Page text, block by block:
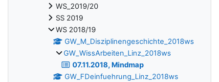
WS_2019/20
SS 2019
WS 2018/19
GW_M_Disziplinengeschichte_2018ws
GW_WissArbeiten_Linz_2018ws
07.11.2018, Mindmap
GW_FDeinfuehrung_Linz_2018ws